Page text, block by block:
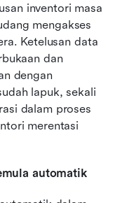
inventori masa
mengakses
Ketelusan data
dan
dengan
lapuk, sekali
dalam proses
merentasi
automatik